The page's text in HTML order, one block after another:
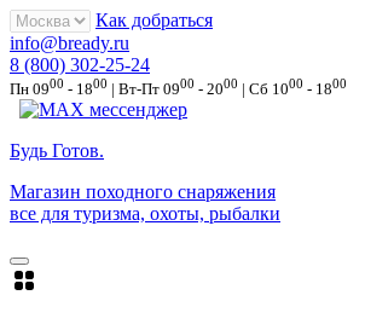
Как добраться
info@bready.ru
8 (800) 302-25-24
Пн 0900 - 1800 | Вт-Пт 0900 - 2000 | Сб 1000 - 1800
Будь Готов.
Магазин походного снаряжения
все для туризма, охоты, рыбалки